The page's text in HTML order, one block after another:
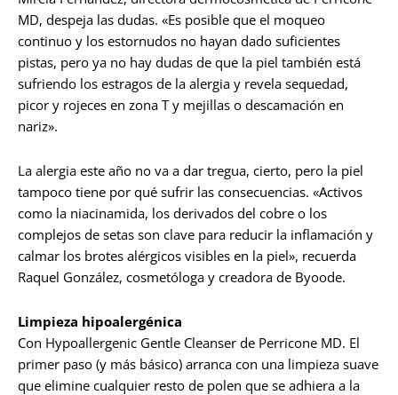
MD, despeja las dudas. «Es posible que el moqueo
continuo y los estornudos no hayan dado suficientes
pistas, pero ya no hay dudas de que la piel también está
sufriendo los estragos de la alergia y revela sequedad,
picor y rojeces en zona T y mejillas o descamación en
nariz».
La alergia este año no va a dar tregua, cierto, pero la piel
tampoco tiene por qué sufrir las consecuencias. «Activos
como la niacinamida, los derivados del cobre o los
complejos de setas son clave para reducir la inflamación y
calmar los brotes alérgicos visibles en la piel», recuerda
Raquel González, cosmetóloga y creadora de Byoode.
Limpieza hipoalergénica
Con Hypoallergenic Gentle Cleanser de Perricone MD. El
primer paso (y más básico) arranca con una limpieza suave
que elimine cualquier resto de polen que se adhiera a la